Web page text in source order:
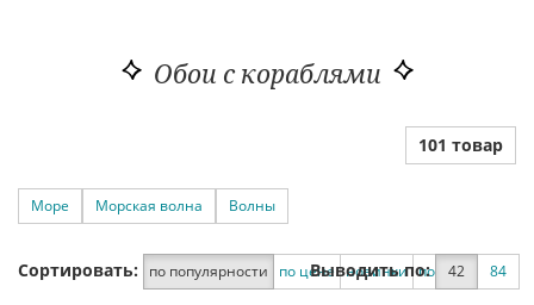
Обои с кораблями
101 товар
Море Морская волна Волны
Сортировать: по популярности по цене новинки по скидке
Выводить по: 42 84